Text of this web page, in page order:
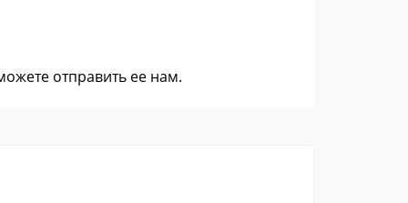
отправить ее нам.